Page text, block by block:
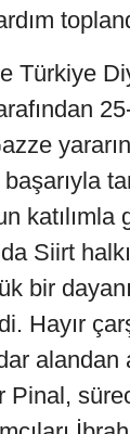
Türkiye
başarıyla
katılımla
Siirt
bir
Hayır
alandan
Pinal,